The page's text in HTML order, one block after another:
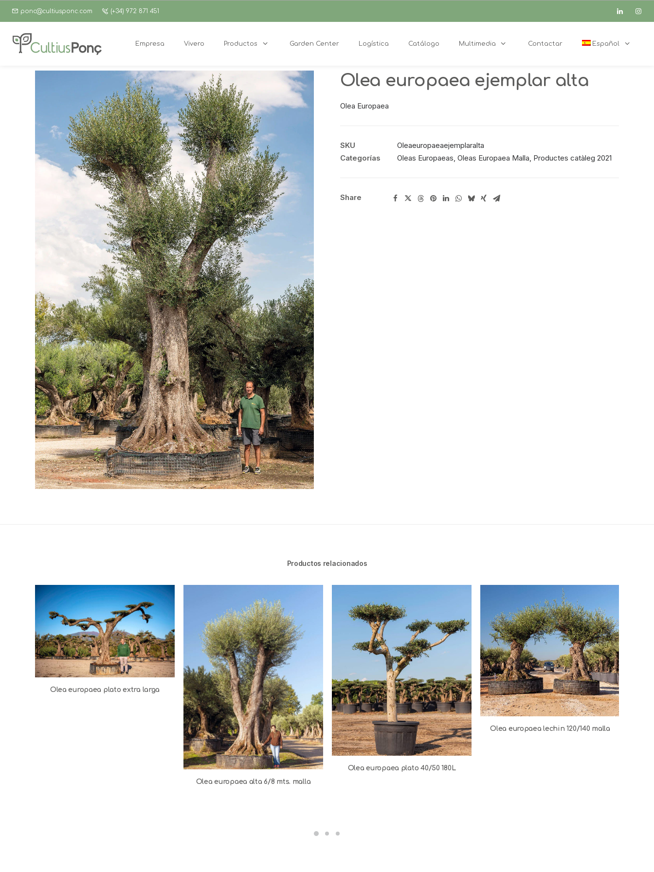
ponc@cultiusponc.com (+34) 972 871 451
Empresa Vivero Productos Garden Center Logística Catálogo Multimedia Contactar Español
Olea europaea ejemplar alta
Olea Europaea
SKU
Oleaeuropaeaejemplaralta
Categorías
Oleas Europaeas, Oleas Europaea Malla, Productes catàleg 2021
Share
Productos relacionados
Olea europaea plato extra larga
Olea europaea alta 6/8 mts. malla
Olea europaea plato 40/50 180L
Olea europaea lechin 120/140 malla